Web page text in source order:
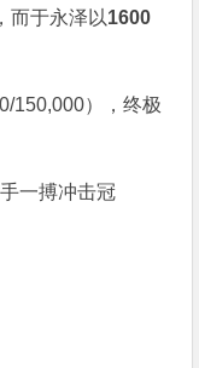
而于永泽以1600
150,000），终极
一搏冲击冠